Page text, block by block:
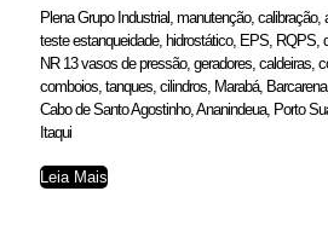
Plena Grupo Industrial, manutenção,
teste estanqueidade, hidrostático, EPS, RQPS,
NR 13 vasos de pressão, geradores, caldeiras,
comboios, tanques, cilindros, Marabá,
Cabo de Santo Agostinho, Ananindeua, Porto
Itaqui
Leia Mais